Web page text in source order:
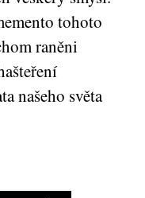
tohoto
raněni
našeho světa